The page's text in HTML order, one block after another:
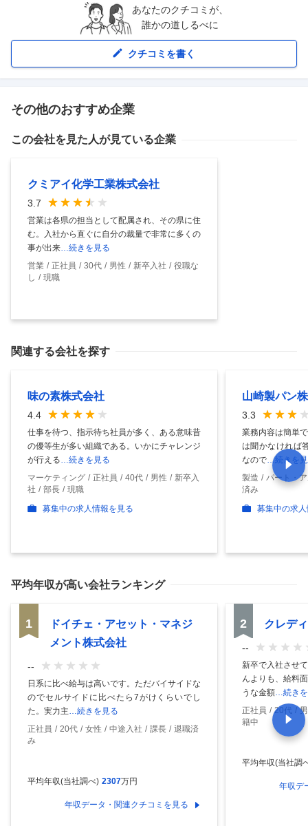
あなたのクチコミが、
誰かの道しるべに
クチコミを書く
その他のおすすめ企業
この会社を見た人が見ている企業
クミアイ化学工業株式会社
3.7
営業は各県の担当として配属され、その県に住
む。入社から直ぐに自分の裁量で非常に多くの
事が出来 …続きを見る
営業
正社員 30代 男性 新卒入社
役職な
し
現職
関連する会社を探す
味の素株式会社
4.4
仕事を待つ、指示待ち社員が多く、ある意味昔
の優等生が多い組織である。いかにチャレンジ
が行える …続きを見る
マーケティング
正社員 40代 男性
新卒入
社
部長
現職
募集中の求人情報を見る
山崎製パン
3.3
業務内容は簡単
は聞かなければ
なので …続きを
製造
パート・
済み
募集中の求
平均年収が高い会社ランキング
1
ドイチェ・アセット・マネジ
メント株式会社
--
日系に比べ給与は高いです。ただバイサイドな
のでセルサイドに比べたら7がけくらいでし
た。実力主…続きを見る
正社員
20代 女性 中途入社 課長
退職済
み
平均年収(当社調べ) 2307万円
年収データ・関連クチコミを見る
2 クレデ
--
新卒で入社させ
んよりも、給料
うな金額…続き
正社員
20代
籍中
平均年収(当社調
年収デ